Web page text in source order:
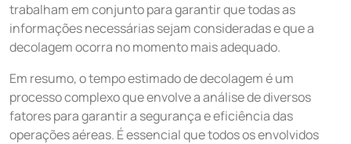
trabalham em conjunto para garantir que todas as
informações necessárias sejam consideradas e que a
decolagem ocorra no momento mais adequado.
Em resumo, o tempo estimado de decolagem é um
processo complexo que envolve a análise de diversos
fatores para garantir a segurança e eficiência das
operações aéreas. É essencial que todos os envolvidos